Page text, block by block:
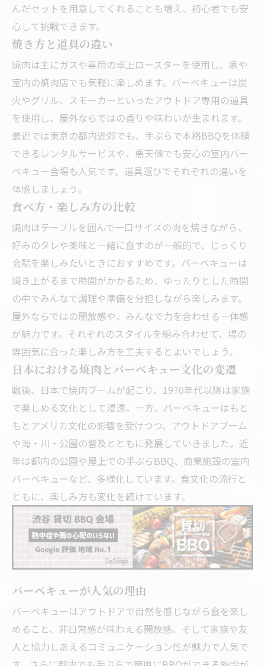
んだセットを用意してくれることも増え、初心者でも安
心して挑戦できます。
焼き方と道具の違い
焼肉は主にガスや専用の卓上ロースターを使用し、家や
室内の焼肉店でも気軽に楽しめます。バーベキューは炭
火やグリル、スモーカーといったアウトドア専用の道具
を使用し、屋外ならではの香りや味わいが生まれます。
最近では東京の都内近郊でも、手ぶらで本格BBQを体験
できるレンタルサービスや、悪天候でも安心の室内バー
ベキュー会場も人気です。道具選びでそれぞれの違いを
体感しましょう。
食べ方・楽しみ方の比較
焼肉はテーブルを囲んで一口サイズの肉を焼きながら、
好みのタレや薬味と一緒に食すのが一般的で、じっくり
会話を楽しみたいときにおすすめです。バーベキューは
焼き上がるまで時間がかかるため、ゆったりとした時間
の中でみんなで調理や準備を分担しながら楽しみます。
屋外ならではの開放感や、みんなで力を合わせる一体感
が魅力です。それぞれのスタイルを組み合わせて、場の
雰囲気に合った楽しみ方を工夫するとよいでしょう。
日本における焼肉とバーベキュー文化の変遷
戦後、日本で焼肉ブームが起こり、1970年代以降は家族
で楽しめる文化として浸透。一方、バーベキューはもと
もとアメリカ文化の影響を受けつつ、アウトドアブーム
や海・川・公園の普及とともに発展していきました。近
年は都内の公園や屋上での手ぶらBBQ、商業施設の室内
バーベキューなど、多様化しています。食文化の流行と
ともに、楽しみ方も変化を続けています。
バーベキューが人気の理由
バーベキューはアウトドアで自然を感じながら食を楽し
めること、非日常感が味わえる開放感、そして家族や友
人と協力しあえるコミュニケーション性が魅力で人気で